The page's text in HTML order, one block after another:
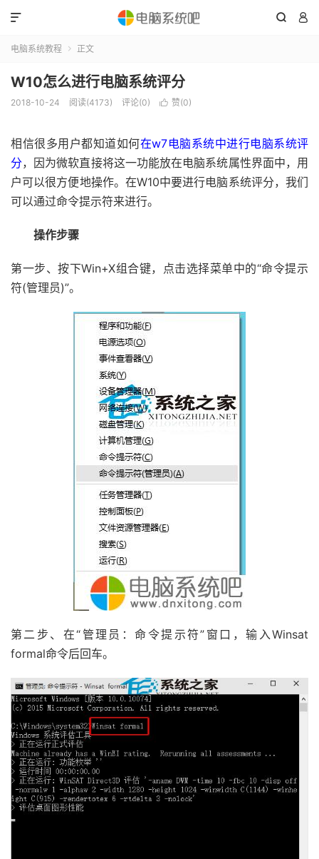
 

电脑系统教程  正文
W10怎么进行电脑系统评分
2018-10-24 阅读(4173) 评论(0)  赞(0)
相信很多用户都知道如何在w7电脑系统中进行电脑系统评
分，因为微软直接将这一功能放在电脑系统属性界面中，用
户可以很方便地操作。在W10中要进行电脑系统评分，我们
可以通过命令提示符来进行。
操作步骤
第一步、按下Win+X组合键，点击选择菜单中的“命令提示
符(管理员)”。
第二步、在“管理员：命令提示符”窗口，输入Winsat
formal命令后回车。